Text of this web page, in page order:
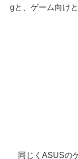
gと、ゲーム向け
同じくASUSの